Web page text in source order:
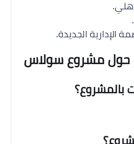
الإدارية الجديدة.
حول مشروع سولاس
بالمشروع؟